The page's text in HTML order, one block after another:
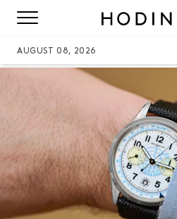
AUGUST 08, 2026